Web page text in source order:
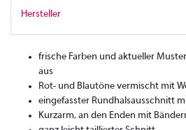
Hersteller
frische Farben und aktueller
aus
Rot- und Blautöne vermischt mit
eingefasster Rundhalsausschnitt
Kurzarm, an den Enden mit